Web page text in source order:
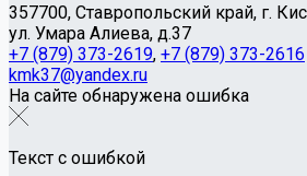
357700, Ставропольский край, г.
ул. Умара Алиева, д.37
+7 (879) 373-2619, +7 (879) 373-2616
kmk37@yandex.ru
На сайте обнаружена ошибка
Текст с ошибкой